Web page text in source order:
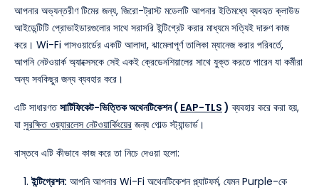
আপনার অভ্যন্তরীণ টিমের জন্য, জিরো-ট্রাস্ট মডেলটি আপনার ইতিমধ্যে ব্যবহৃত ক্লাউড
আইডেন্টিটি প্রোভাইডারগুলোর সাথে সরাসরি ইন্টিগ্রেট করার মাধ্যমে সত্যিই দারুণ কাজ
করে। Wi-Fi পাসওয়ার্ডের একটি আলাদা, ঝামেলাপূর্ণ তালিকা ম্যানেজ করার পরিবর্তে,
আপনি নেটওয়ার্ক অ্যাক্সেসকে সেই একই ক্রেডেনশিয়ালের সাথে যুক্ত করতে পারেন যা কর্মীরা
অন্য সবকিছুর জন্য ব্যবহার করে।
এটি সাধারণতসার্টিফিকেট-ভিত্তিক অথেনটিকেশন ( EAP-TLS ) ব্যবহার করে করা হয়,
যা সুরক্ষিত ওয়্যারলেস নেটওয়ার্কিংয়ের জন্য গোল্ড স্ট্যান্ডার্ড।
বাস্তবে এটি কীভাবে কাজ করে তা নিচে দেওয়া হলো:
ইন্টিগ্রেশন: আপনি আপনার Wi-Fi অথেনটিকেশন প্ল্যাটফর্ম, যেমন Purple-কে